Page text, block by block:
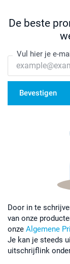
De beste
Vul hier je e-
Bevestigen
Door in te
van onze
onze Algemene
Je kan je steeds
uitschrijflink